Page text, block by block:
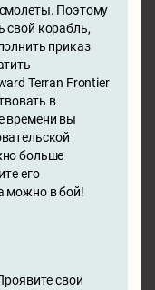
Поэтому
свой корабль,
приказ
Terran Frontier
в
времени вы
больше
его
можно в бой!
свои